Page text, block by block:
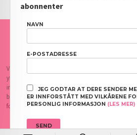
FRAKT KJØPSBETINGELSER
Vår nettbutikk bruker cookies slik at du får en
yte deg bedre service. Vi bruker cookies
innloggingsdetaljer og huske hva du har puttet i
bruke siden som normalt om du godtar dette.
for cookies.
abonnenter
NAVN
E-POSTADRESSE
JEG GODTAR AT DERE SENDER
ER INNFORSTÅTT MED VILKÅRENE
PERSONLIG INFORMASJON (LES MER)